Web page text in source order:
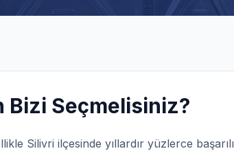
Seçmelisiniz?
Silivri ilçesinde yıllardır yüzlerce başarılı